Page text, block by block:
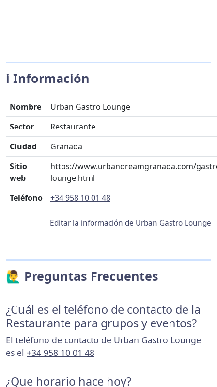
ℹ️ Información
Nombre
Urban Gastro Lounge
Sector
Restaurante
Ciudad
Granada
Sitio
web
https://www.urbandreamgranada.com/
lounge.html
Teléfono
+34 958 10 01 48
Editar la información de Urban Gastro Lounge
🙋‍♂️ Preguntas Frecuentes
¿Cuál es el teléfono de contacto de la
Restaurante para grupos y eventos?
El teléfono de contacto de Urban Gastro Lounge
es el +34 958 10 01 48
¿Que horario hace hoy?